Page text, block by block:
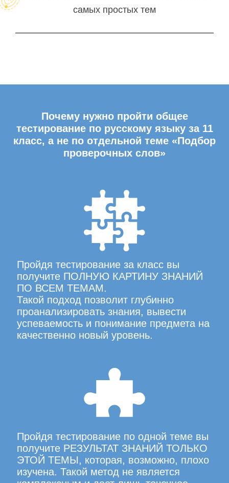
самых простых тем
Почему нужно пройти общее
тестирование по русскому языку за 11
класс, а не по отдельной теме «Подбор
проверочных слов»
Пройдя тестирование за класс вы
получите ПОЛНУЮ КАРТИНУ ЗНАНИЙ
ПО ВСЕМ ТЕМАМ.
Такой подход позволит глубинно
проанализировать знания, вывести
успеваемость и понимание предмета на
качественно новый уровень.
Пройдя тестирование по одной теме вы
получите РЕЗУЛЬТАТ ЗНАНИЙ ТОЛЬКО
ЭТОЙ ТЕМЫ, которая, возможно, плохо
изучена. Такой метод не является